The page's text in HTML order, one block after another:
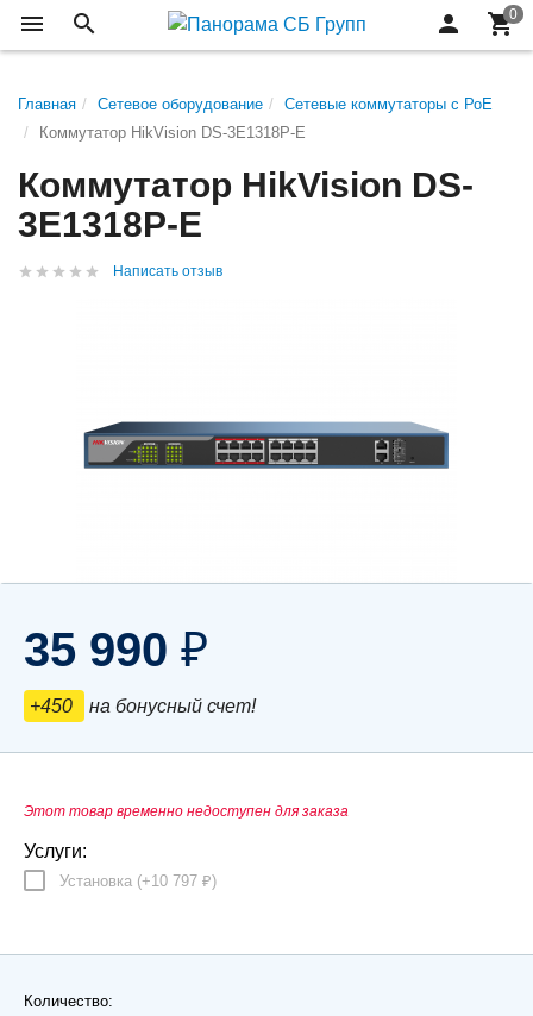
Главная Сетевое оборудование
Сетевые коммутаторы с РоЕ
Коммутатор HikVision DS-3E1318P-E
Коммутатор HikVision DS-
3E1318P-E
Написать отзыв
35 990 ₽
+450 на бонусный счет!
Этот товар временно недоступен для заказа
Услуги:
Установка (+10 797 ₽)
Количество: